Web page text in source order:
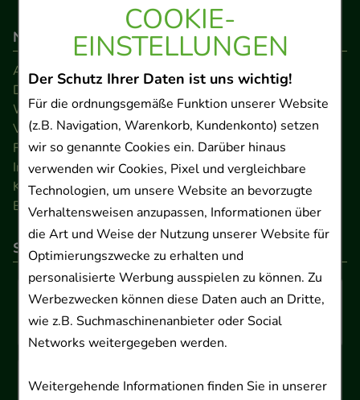
COOKIE-
EINSTELLUNGEN
Der Schutz Ihrer Daten ist uns wichtig!
Für die ordnungsgemäße Funktion unserer Website
(z.B. Navigation, Warenkorb, Kundenkonto) setzen
wir so genannte Cookies ein. Darüber hinaus
verwenden wir Cookies, Pixel und vergleichbare
Technologien, um unsere Website an bevorzugte
Verhaltensweisen anzupassen, Informationen über
die Art und Weise der Nutzung unserer Website für
Optimierungszwecke zu erhalten und
personalisierte Werbung ausspielen zu können. Zu
Werbezwecken können diese Daten auch an Dritte,
wie z.B. Suchmaschinenanbieter oder Social
Networks weitergegeben werden.
Weitergehende Informationen finden Sie in unserer
Navigation
AGB
Datenschutz
Widerrufsrecht
Versandkosten
FAQ
Impressum
Kontakt
Barrierefreiheitserklärung
So können Sie bezahlen